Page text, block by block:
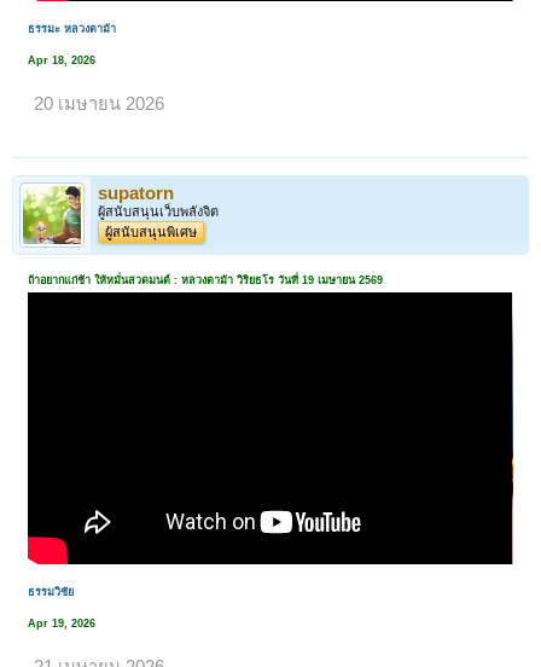
ธรรมะ หลวงตาม้า
Apr 18, 2026
20 เมษายน 2026
supatorn
ผู้สนับสนุนเว็บพลังจิต
ผู้สนับสนุนพิเศษ
ถ้าอยากแก่ช้า ให้หมั่นสวดมนต์ : หลวงตาม้า วิริยธโร วันที่ 19 เมษายน 2569
ธรรมวิชัย
Apr 19, 2026